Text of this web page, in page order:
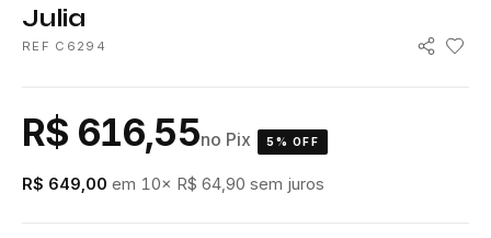
Julia
REF C6294
R$ 616,55no Pix 5% OFF
R$ 649,00 em 10× R$ 64,90 sem juros